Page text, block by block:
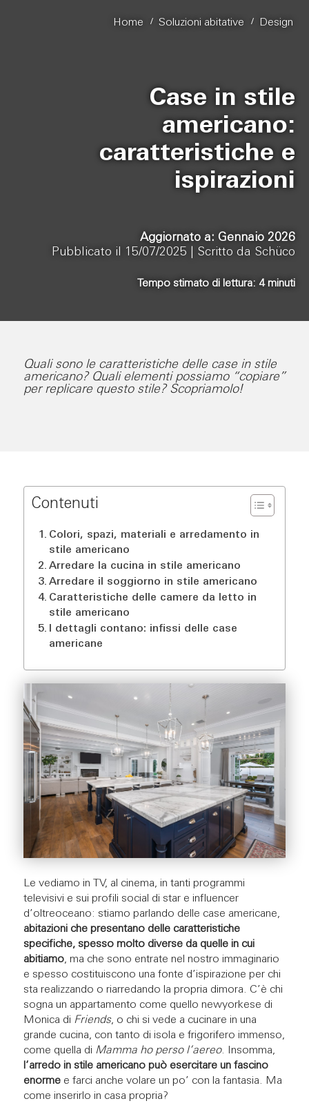
Home / Soluzioni abitative / Design
Case in stile
americano:
caratteristiche e
ispirazioni
Aggiornato a: Gennaio 2026
Pubblicato il 15/07/2025 | Scritto da Schüco
Tempo stimato di lettura: 4 minuti
Quali sono le caratteristiche delle case in stile
americano? Quali elementi possiamo “copiare”
per replicare questo stile? Scopriamolo!
Contenuti
Colori, spazi, materiali e arredamento in
stile americano
Arredare la cucina in stile americano
Arredare il soggiorno in stile americano
Caratteristiche delle camere da letto in
stile americano
I dettagli contano: infissi delle case
americane
Le vediamo in TV, al cinema, in tanti programmi
televisivi e sui profili social di star e influencer
d’oltreoceano: stiamo parlando delle case americane,
abitazioni che presentano delle caratteristiche
specifiche, spesso molto diverse da quelle in cui
abitiamo, ma che sono entrate nel nostro immaginario
e spesso costituiscono una fonte d’ispirazione per chi
sta realizzando o riarredando la propria dimora. C’è chi
sogna un appartamento come quello newyorkese di
Monica di Friends, o chi si vede a cucinare in una
grande cucina, con tanto di isola e frigorifero immenso,
come quella di Mamma ho perso l’aereo. Insomma,
l’arredo in stile americano può esercitare un fascino
enormee farci anche volare un po’ con la fantasia. Ma
come inserirlo in casa propria?